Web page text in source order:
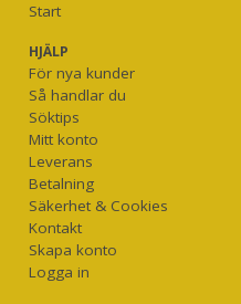
Start
HJÄLP
För nya kunder
Så handlar du
Söktips
Mitt konto
Leverans
Betalning
Säkerhet & Cookies
Kontakt
Skapa konto
Logga in